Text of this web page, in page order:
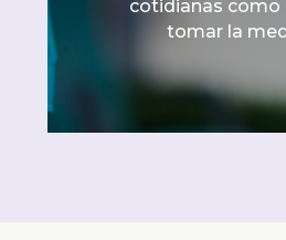
cotidianas como
tomar la